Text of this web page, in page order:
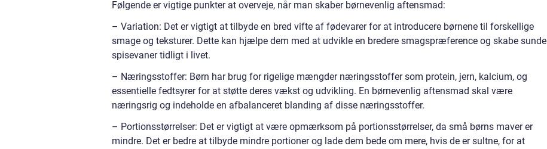
Følgende er vigtige punkter at overveje, når man skaber børnevenlig aftensmad:
– Variation: Det er vigtigt at tilbyde en bred vifte af fødevarer for at introducere børnene til forskellige
smage og teksturer. Dette kan hjælpe dem med at udvikle en bredere smagspræference og skabe sunde
spisevaner tidligt i livet.
– Næringsstoffer: Børn har brug for rigelige mængder næringsstoffer som protein, jern, kalcium, og
essentielle fedtsyrer for at støtte deres vækst og udvikling. En børnevenlig aftensmad skal være
næringsrig og indeholde en afbalanceret blanding af disse næringsstoffer.
– Portionsstørrelser: Det er vigtigt at være opmærksom på portionsstørrelser, da små børns maver er
mindre. Det er bedre at tilbyde mindre portioner og lade dem bede om mere, hvis de er sultne, for at